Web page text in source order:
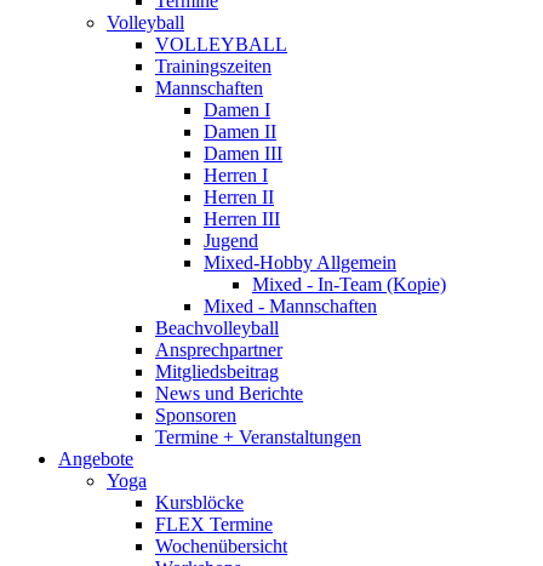
Volleyball
VOLLEYBALL
Trainingszeiten
Mannschaften
Damen I
Damen II
Damen III
Herren I
Herren II
Herren III
Jugend
Mixed-Hobby Allgemein
Mixed - In-Team (Kopie)
Mixed - Mannschaften
Beachvolleyball
Ansprechpartner
Mitgliedsbeitrag
News und Berichte
Sponsoren
Termine + Veranstaltungen
Angebote
Yoga
Kursblöcke
FLEX Termine
Wochenübersicht